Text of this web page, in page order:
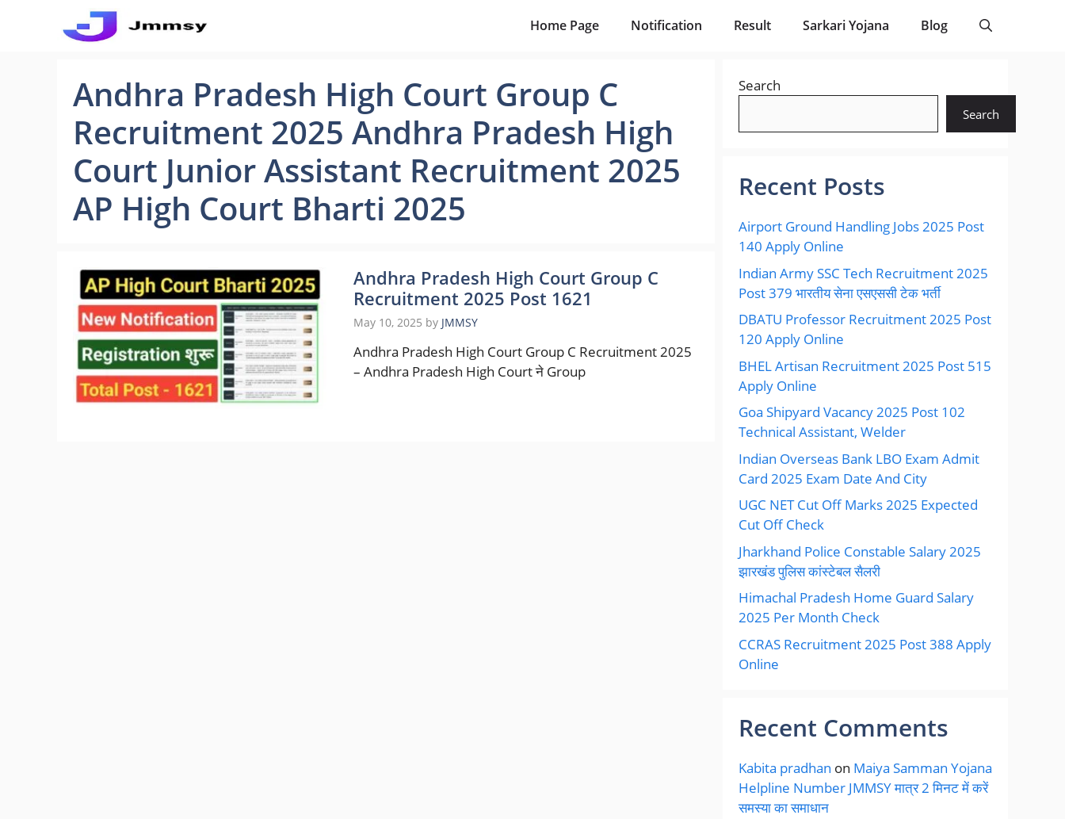
Home Page Notification Result Sarkari Yojana Blog
Andhra Pradesh High Court Group C
Recruitment 2025 Andhra Pradesh High
Court Junior Assistant Recruitment 2025
AP High Court Bharti 2025
Andhra Pradesh High Court Group C
Recruitment 2025 Post 1621
May 10, 2025 by JMMSY
Andhra Pradesh High Court Group C Recruitment 2025
– Andhra Pradesh High Court ने Group
Search
Search
Recent Posts
Airport Ground Handling Jobs 2025 Post
140 Apply Online
Indian Army SSC Tech Recruitment 2025
Post 379 भारतीय सेना एसएससी टेक भर्ती
DBATU Professor Recruitment 2025 Post
120 Apply Online
BHEL Artisan Recruitment 2025 Post 515
Apply Online
Goa Shipyard Vacancy 2025 Post 102
Technical Assistant, Welder
Indian Overseas Bank LBO Exam Admit
Card 2025 Exam Date And City
UGC NET Cut Off Marks 2025 Expected
Cut Off Check
Jharkhand Police Constable Salary 2025
झारखंड पुलिस कांस्टेबल सैलरी
Himachal Pradesh Home Guard Salary
2025 Per Month Check
CCRAS Recruitment 2025 Post 388 Apply
Online
Recent Comments
Kabita pradhan on Maiya Samman Yojana
Helpline Number JMMSY मात्र 2 मिनट में करें
समस्या का समाधान